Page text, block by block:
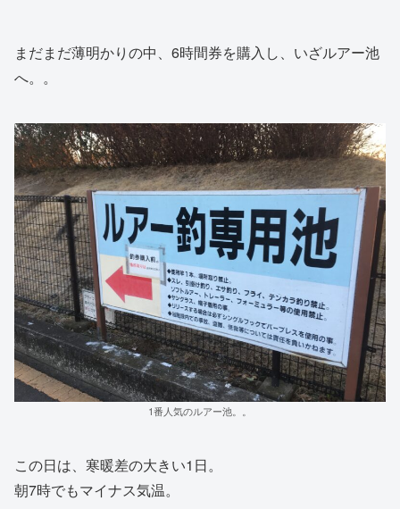
まだまだ薄明かりの中、6時間券を購入し、いざルアー池
へ。。
1番人気のルアー池。。
この日は、寒暖差の大きい1日。
朝7時でもマイナス気温。